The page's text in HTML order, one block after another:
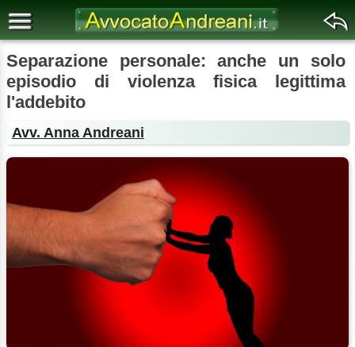
Separazione personale: anche un solo
episodio di violenza fisica legittima
l'addebito
Avv. Anna Andreani